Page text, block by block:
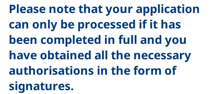
Please note that your application
can only be processed if it has
been completed in full and you
have obtained all the necessary
authorisations in the form of
signatures.